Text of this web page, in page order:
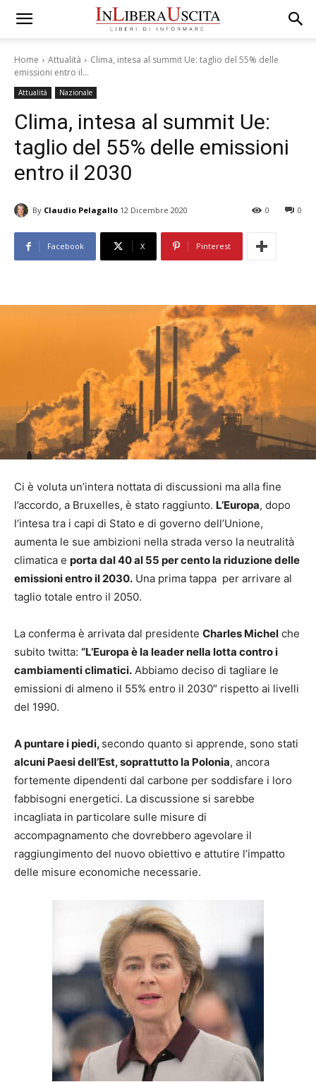
Home Attualità
Clima, intesa al summit Ue: taglio del 55% delle
emissioni entro il...
Attualità Nazionale
Clima, intesa al summit Ue:
taglio del 55% delle emissioni
entro il 2030
By Claudio Pelagallo 12 Dicembre 2020 0
0
Facebook X Pinterest
Ci è voluta un’intera nottata di discussioni ma alla fine
l’accordo, a Bruxelles, è stato raggiunto. L’Europa, dopo
l’intesa tra i capi di Stato e di governo dell’Unione,
aumenta le sue ambizioni nella strada verso la neutralità
climatica e porta dal 40 al 55 per cento la riduzione delle
emissioni entro il 2030. Una prima tappa per arrivare al
taglio totale entro il 2050.
La conferma è arrivata dal presidente Charles Michel che
subito twitta: “L’Europa è la leader nella lotta contro i
cambiamenti climatici. Abbiamo deciso di tagliare le
emissioni di almeno il 55% entro il 2030″ rispetto ai livelli
del 1990.
A puntare i piedi, secondo quanto si apprende, sono stati
alcuni Paesi dell’Est, soprattutto la Polonia, ancora
fortemente dipendenti dal carbone per soddisfare i loro
fabbisogni energetici. La discussione si sarebbe
incagliata in particolare sulle misure di
accompagnamento che dovrebbero agevolare il
raggiungimento del nuovo obiettivo e attutire l’impatto
delle misure economiche necessarie.